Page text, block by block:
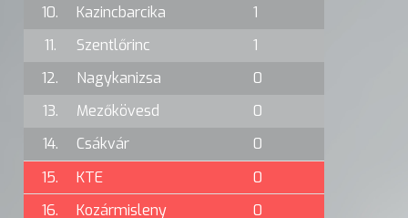
10.
Kazincbarcika
1
11.
Szentlőrinc
1
12.
Nagykanizsa
0
13.
Mezőkövesd
0
14.
Csákvár
0
15.
KTE
0
16.
Kozármisleny 0